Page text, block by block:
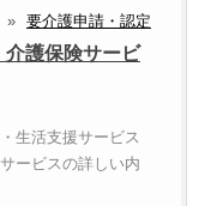
» 要介護申請・認定
護保険サービ
生活支援サービス
ービスの詳しい内